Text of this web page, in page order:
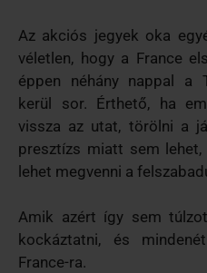
Az akciós jegyek oka
véletlen, hogy a France
éppen néhány nappal a
kerül sor. Érthető, ha
vissza az utat, törölni a
presztízs miatt sem
lehet megvenni a
Amik azért így sem
kockáztatni, és
France-ra.